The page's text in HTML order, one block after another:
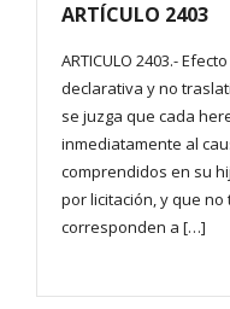
ARTÍCULO 2403
ARTICULO 2403.-
declarativa y no
se juzga que cada
inmediatamente al
comprendidos en su
por licitación, y que
corresponden a […]